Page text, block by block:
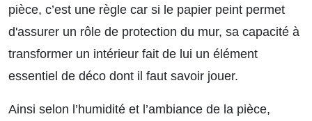
pièce, c’est une règle car si le papier peint permet
d'assurer un rôle de protection du mur, sa capacité à
transformer un intérieur fait de lui un élément
essentiel de déco dont il faut savoir jouer.
Ainsi selon l’humidité et l’ambiance de la pièce,